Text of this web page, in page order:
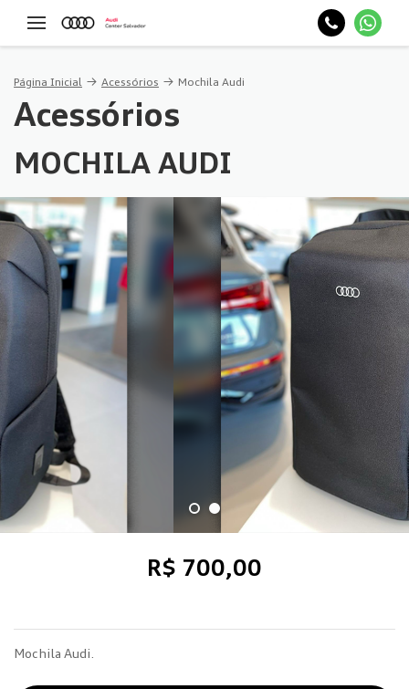
Página Inicial Acessórios Mochila Audi
Acessórios
MOCHILA AUDI
R$ 700,00
Mochila Audi.